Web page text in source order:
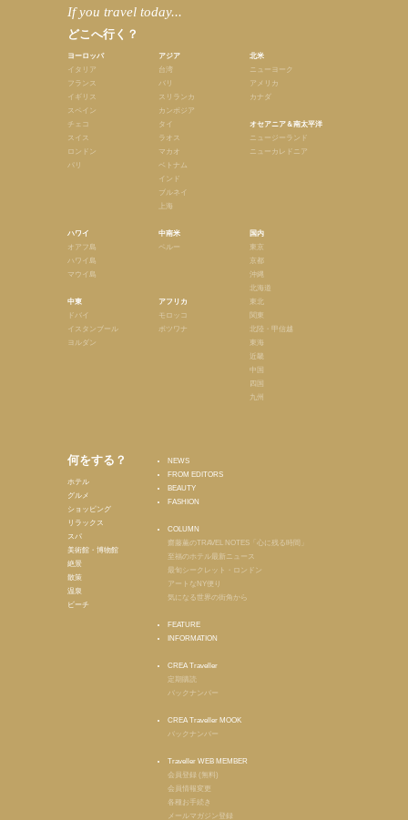
If you travel today...
どこへ行く？
ヨーロッパ
イタリア
フランス
イギリス
スペイン
チェコ
スイス
ロンドン
パリ
ハワイ
オアフ島
ハワイ島
マウイ島
中東
ドバイ
イスタンブール
ヨルダン
アジア
台湾
バリ
スリランカ
カンボジア
タイ
ラオス
マカオ
ベトナム
インド
ブルネイ
上海
中南米
ペルー
アフリカ
モロッコ
ボツワナ
北米
ニューヨーク
アメリカ
カナダ
オセアニア＆南太平洋
ニュージーランド
ニューカレドニア
国内
東京
京都
沖縄
北海道
東北
関東
北陸・甲信越
東海
近畿
中国
四国
九州
何をする？
ホテル
グルメ
ショッピング
リラックス
スパ
美術館・博物館
絶景
散策
温泉
ビーチ
NEWS
FROM EDITORS
BEAUTY
FASHION
COLUMN
齋藤薫のTRAVEL NOTES「心に残る時間」
至福のホテル最新ニュース
最旬シークレット・ロンドン
アートなNY便り
気になる世界の街角から
FEATURE
INFORMATION
CREA Traveller
定期購読
バックナンバー
CREA Traveller MOOK
バックナンバー
Traveller WEB MEMBER
会員登録 (無料)
会員情報変更
各種お手続き
メールマガジン登録